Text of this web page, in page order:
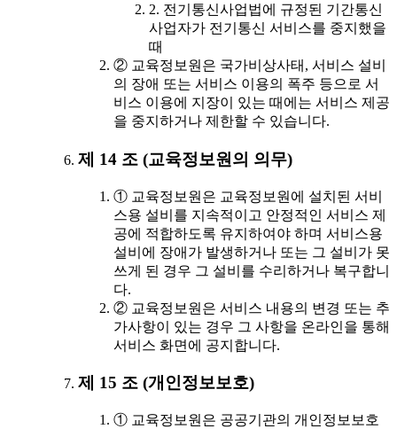
2. 전기통신사업법에 규정된 기간통신
사업자가 전기통신 서비스를 중지했을
때
② 교육정보원은 국가비상사태, 서비스 설비
의 장애 또는 서비스 이용의 폭주 등으로 서
비스 이용에 지장이 있는 때에는 서비스 제공
을 중지하거나 제한할 수 있습니다.
제 14 조 (교육정보원의 의무)
① 교육정보원은 교육정보원에 설치된 서비
스용 설비를 지속적이고 안정적인 서비스 제
공에 적합하도록 유지하여야 하며 서비스용
설비에 장애가 발생하거나 또는 그 설비가 못
쓰게 된 경우 그 설비를 수리하거나 복구합니
다.
② 교육정보원은 서비스 내용의 변경 또는 추
가사항이 있는 경우 그 사항을 온라인을 통해
서비스 화면에 공지합니다.
제 15 조 (개인정보보호)
① 교육정보원은 공공기관의 개인정보보호